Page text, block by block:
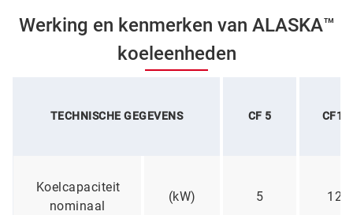
Werking en kenmerken van ALASKA™
koeleenheden
TECHNISCHE GEGEVENS CF 5
Koelcapaciteit
nominaal
(kW) 5 12.5